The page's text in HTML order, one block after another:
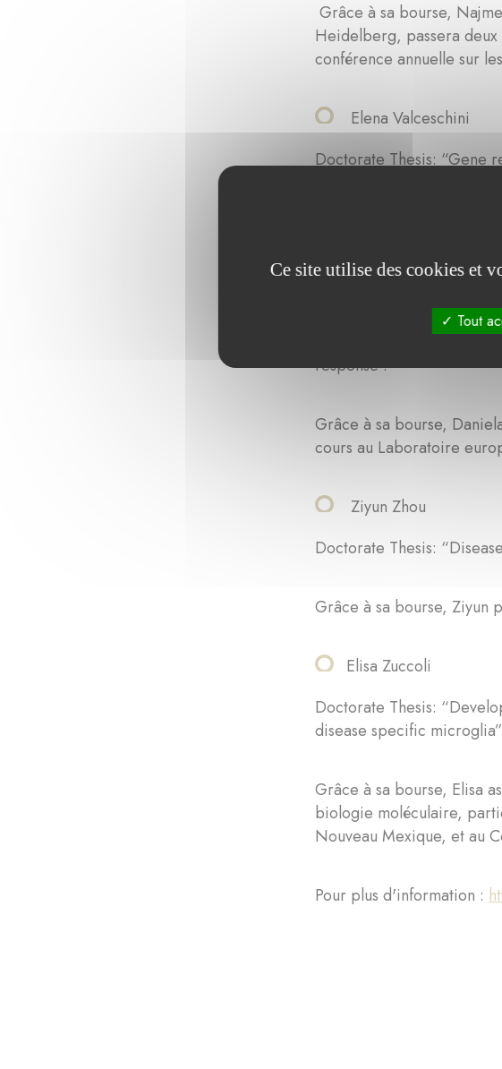
Grâce à sa bourse,
Heidelberg, passera
conférence annuelle sur
Elena Valceschini
Doctorate Thesis: “Gene
Grâce à sa bourse,
Doctorate Thesis:
response”.
Grâce à sa bourse,
cours au Laboratoire
Ziyun Zhou
Doctorate Thesis:
Grâce à sa bourse, Ziyun
Elisa Zuccoli
Doctorate Thesis:
disease specific microglia”.
Grâce à sa bourse, Elisa
biologie moléculaire,
Nouveau Mexique, et au
Pour plus d'information :
Ce site utilise des cookies et
Tout